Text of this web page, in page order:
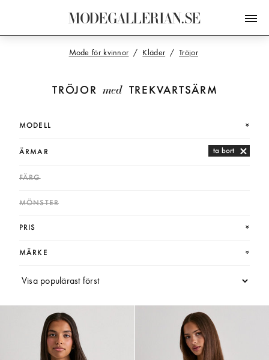
MODEGALLERIAN.SE
TRÖJOR med TREKVARTSÄRM
Mode för kvinnor Kläder Tröjor
MODELL
ÄRMAR ta bort
FÄRG
MÖNSTER
PRIS
MÄRKE